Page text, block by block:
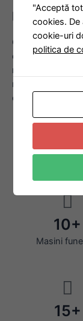
Cu fiecare gest
de la clienții
noastră. Cartea
recomandările și
de firma noastră.
10+
Masini
15+
"Acceptă
cookies. De
cookie-uri
politica de